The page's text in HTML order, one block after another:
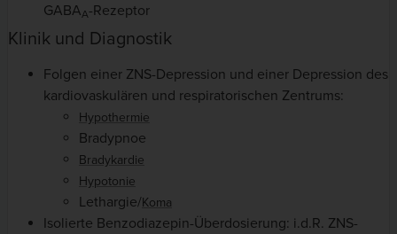
GABAA-Rezeptor
Klinik und Diagnostik
Folgen einer ZNS-Depression und einer Depression des
kardiovaskulären und respiratorischen Zentrums:
Hypothermie
Bradypnoe
Bradykardie
Hypotonie
Lethargie/Koma
Isolierte Benzodiazepin-Überdosierung: i.d.R. ZNS-